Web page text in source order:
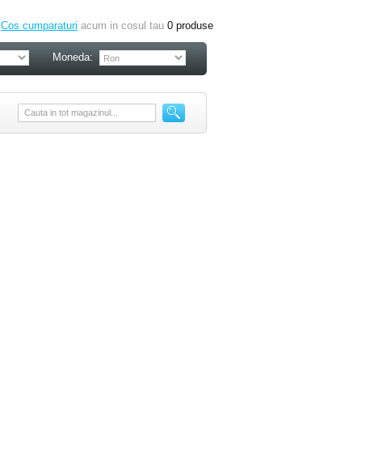
Cos cumparaturi acum in cosul tau 0 produse
Moneda: